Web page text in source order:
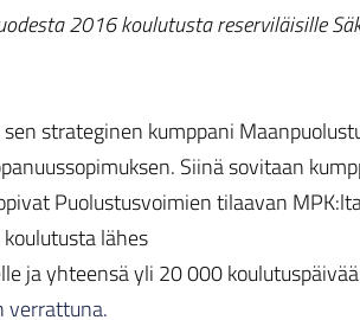
2016 koulutusta reserviläisille
strateginen kumppani
Siinä sovitaan
Puolustusvoimien tilaavan
lähes
ja yhteensä yli 20 000
verrattuna.